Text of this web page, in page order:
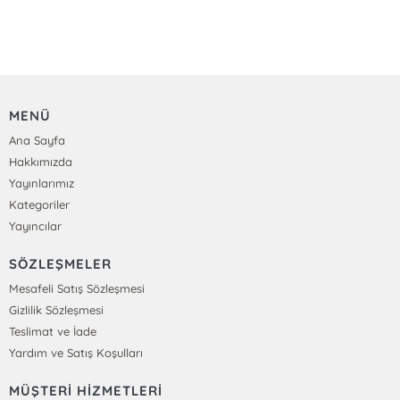
MENÜ
Ana Sayfa
Hakkımızda
Yayınlarımız
Kategoriler
Yayıncılar
SÖZLEŞMELER
Mesafeli Satış Sözleşmesi
Gizlilik Sözleşmesi
Teslimat ve İade
Yardım ve Satış Koşulları
MÜŞTERİ HİZMETLERİ